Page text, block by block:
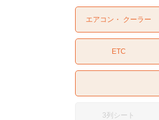
エアコン・ クーラー
ETC
3列シート